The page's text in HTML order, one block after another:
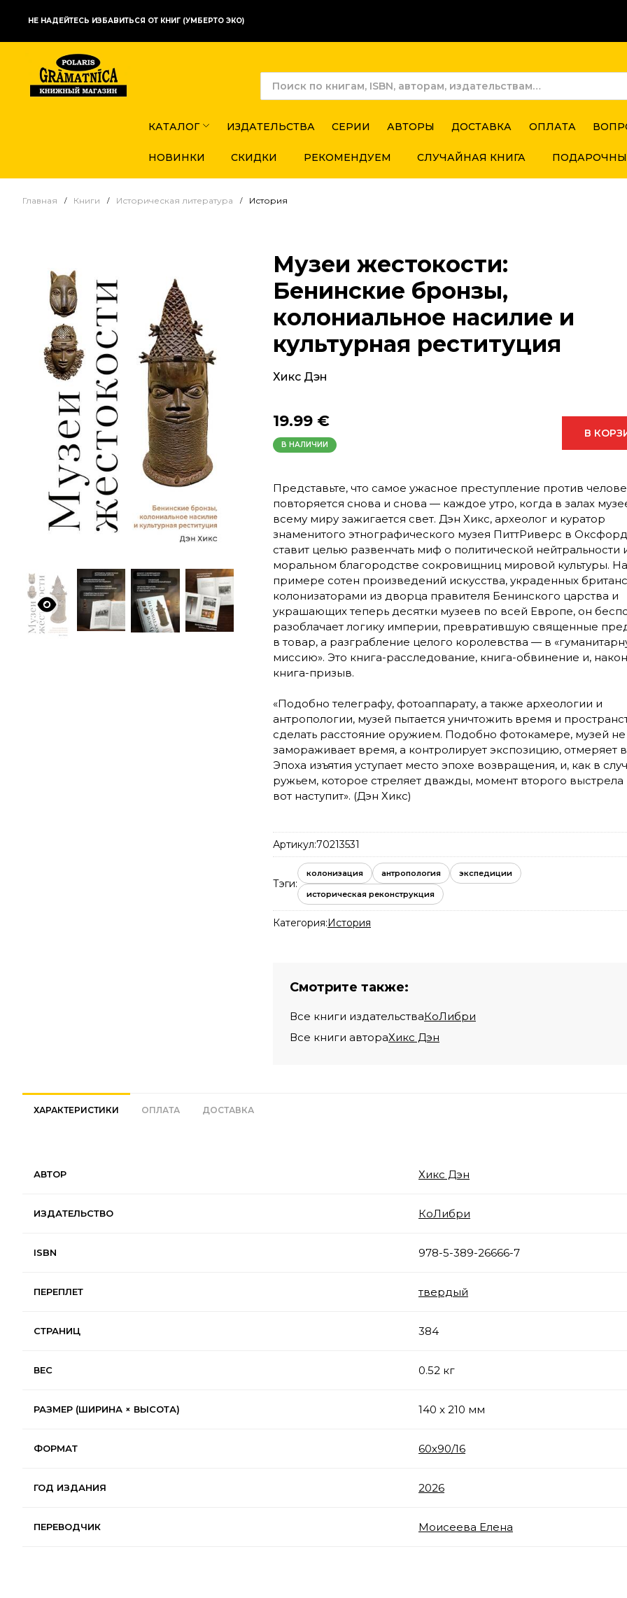
НЕ НАДЕЙТЕСЬ ИЗБАВИТЬСЯ ОТ КНИГ (УМБЕРТО ЭКО)
КАТАЛОГ ИЗДАТЕЛЬСТВА СЕРИИ АВТОРЫ ДОСТАВКА ОПЛАТА
НОВИНКИ СКИДКИ РЕКОМЕНДУЕМ СЛУЧАЙНАЯ КНИГА
Главная Книги Историческая литература История
Музеи жестокости:
Бенинские бронзы,
колониальное насилие и
культурная реституция
Хикс Дэн
19.99 €
В НАЛИЧИИ
В
Представьте, что самое ужасное преступление против
повторяется снова и снова — каждое утро, когда в залах
всему миру зажигается свет. Дэн Хикс, археолог и куратор
знаменитого этнографического музея ПиттРиверс в
ставит целью развенчать миф о политической нейтральности
моральном благородстве сокровищниц мировой культуры. На
примере сотен произведений искусства, украденных
колонизаторами из дворца правителя Бенинского царства и
украшающих теперь десятки музеев по всей Европе, он
разоблачает логику империи, превратившую священные
в товар, а разграбление целого королевства — в
миссию». Это книга-расследование, книга-обвинение и,
книга-призыв.
«Подобно телеграфу, фотоаппарату, а также археологии и
антропологии, музей пытается уничтожить время и
сделать расстояние оружием. Подобно фотокамере, музей не
замораживает время, а контролирует экспозицию, отмеряет
Эпоха изъятия уступает место эпохе возвращения, и, как в
ружьем, которое стреляет дважды, момент второго выстрела
вот наступит». (Дэн Хикс)
Артикул:70213531
Тэги:
колонизация антропология экспедиции
историческая реконструкция
Категория:История
Смотрите также:
Все книги издательстваКоЛибри
Все книги автораХикс Дэн
ХАРАКТЕРИСТИКИ ОПЛАТА ДОСТАВКА
АВТОР Хикс Дэн
ИЗДАТЕЛЬСТВО КоЛибри
ISBN 978-5-389-26666-7
ПЕРЕПЛЕТ твердый
СТРАНИЦ 384
ВЕС 0.52 кг
РАЗМЕР (ШИРИНА × ВЫСОТА) 140 x 210 мм
ФОРМАТ 60х90/16
ГОД ИЗДАНИЯ 2026
ПЕРЕВОДЧИК Моисеева Елена